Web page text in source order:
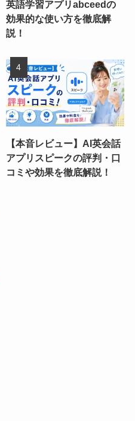
英語学習アプリabceedの
効果的な使い方を徹底解
説！
【本音レビュー】AI英会話
アプリスピークの評判・口
コミや効果を徹底解説！